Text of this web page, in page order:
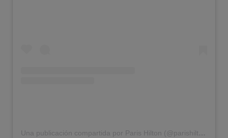
Una publicación compartida por Paris Hilton (@parishilton)